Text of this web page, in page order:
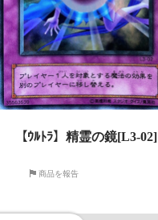
【ｳﾙﾄﾗ】精霊の鏡[L3-02]
商品を報告